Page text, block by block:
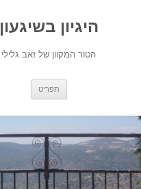
היגיון בשיגעון
הטור המקוון של זאב גלילי
תפריט